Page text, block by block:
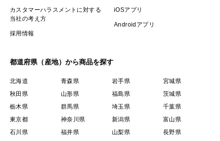
カスタマーハラスメントに対する
当社の考え方
採用情報
iOSアプリ
Androidアプリ
都道府県（産地）から商品を探す
北海道 青森県 岩手県
宮城県
秋田県
山形県 福島県
茨城県
栃木県
群馬県 埼玉県
千葉県
東京都
神奈川県 新潟県
富山県
石川県
福井県 山梨県
長野県